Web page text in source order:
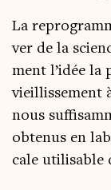
La
ver de la
ment l’i­dée la
vieillis­se­ment
nous
obte­nus en
cale uti­li­sable